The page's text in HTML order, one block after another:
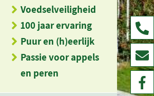
Voedselveiligheid
100 jaar ervaring
Puur en (h)eerlijk
Passie voor appels
en peren